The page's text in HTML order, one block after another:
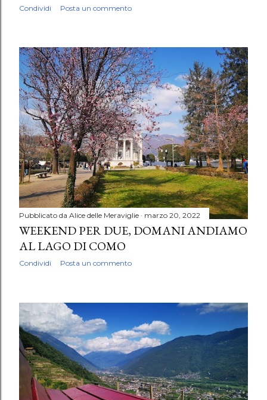
Condividi Posta un commento
Pubblicato da Alice delle Meraviglie marzo 20, 2022
WEEKEND PER DUE, DOMANI ANDIAMO
AL LAGO DI COMO
Condividi Posta un commento